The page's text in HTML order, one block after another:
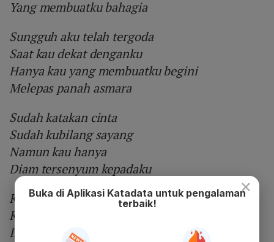
Yang membuatku bahagia
Sungguh aku telah tergoda
Saat kau dekat denganku
Hanya kau yang membuatku begini
Melepas panah asmara
Sudah katakan cinta
Sudah kubilang sayang
Namun kau hanya
Diam tersenyum kepadaku
Kau buat aku bimbang
Kau buat aku gelisah
Ingin rasanya kau jadi milikku
×
Buka di Aplikasi Katadata untuk pengalaman
terbaik!